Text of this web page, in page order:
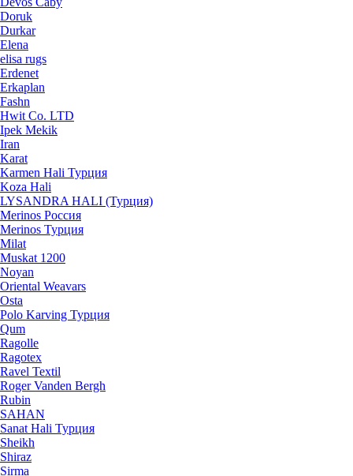
Doruk
Durkar
Elena
elisa rugs
Erdenet
Erkaplan
Fashn
Hwit Co. LTD
Ipek Mekik
Iran
Karat
Karmen Hali Турция
Koza Hali
LYSANDRA HALI (Турция)
Merinos Россия
Merinos Турция
Milat
Muskat 1200
Noyan
Oriental Weavars
Osta
Polo Karving Турция
Qum
Ragolle
Ragotex
Ravel Textil
Roger Vanden Bergh
Rubin
SAHAN
Sanat Hali Турция
Sheikh
Shiraz
Sirma